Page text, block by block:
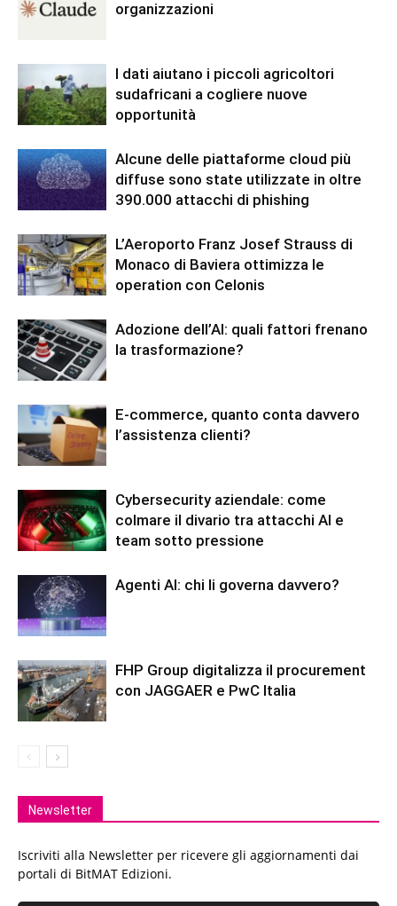
organizzazioni
I dati aiutano i piccoli agricoltori
sudafricani a cogliere nuove
opportunità
Alcune delle piattaforme cloud più
diffuse sono state utilizzate in oltre
390.000 attacchi di phishing
L’Aeroporto Franz Josef Strauss di
Monaco di Baviera ottimizza le
operation con Celonis
Adozione dell’AI: quali fattori frenano
la trasformazione?
E-commerce, quanto conta davvero
l’assistenza clienti?
Cybersecurity aziendale: come
colmare il divario tra attacchi AI e
team sotto pressione
Agenti AI: chi li governa davvero?
FHP Group digitalizza il procurement
con JAGGAER e PwC Italia
Newsletter
Iscriviti alla Newsletter per ricevere gli aggiornamenti dai
portali di BitMAT Edizioni.